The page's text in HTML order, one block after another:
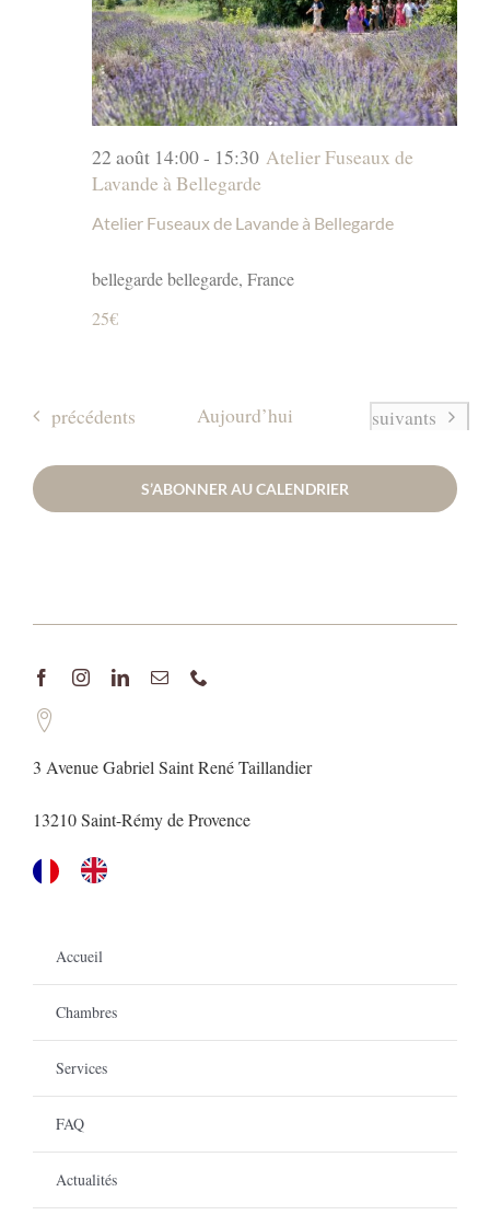
Atelier Fuseaux de Lavande à Bellegarde
22 août 14:00- 15:30 Atelier Fuseaux de
Lavande à Bellegarde
bellegardebellegarde, France
25€
Évènements
précédents Aujourd’hui Évènements
suivants
S’ABONNER AU CALENDRIER
3 Avenue Gabriel Saint René Taillandier
13210 Saint-Rémy de Provence
Accueil
Chambres
Services
FAQ
Actualités